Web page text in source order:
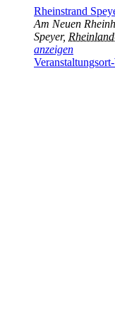
Rheinstrand
Am Neuen
Speyer,
anzeigen